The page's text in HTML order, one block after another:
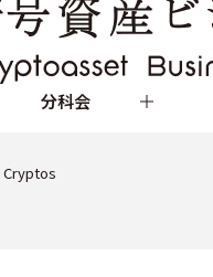
分科会
Cryptos